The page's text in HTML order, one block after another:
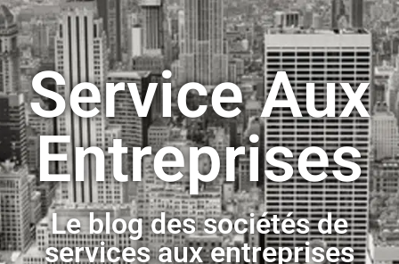
Service Aux
Entreprises
Le blog des sociétés de
services aux entreprises